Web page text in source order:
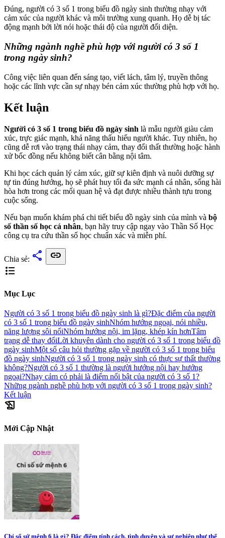
Đúng, người có 3 số 1 trong biểu đồ ngày sinh thường nhạy với
cảm xúc của người khác và môi trường xung quanh. Họ dễ bị tác
động mạnh bởi lời nói hoặc thái độ của người đối diện.
Những ngành nghề phù hợp với người có 3 số 1
trong ngày sinh?
Công việc liên quan đến sáng tạo, viết lách, tâm lý, truyền thông
hoặc các lĩnh vực cần sự nhạy bén cảm xúc thường phù hợp với họ.
Kết luận
Người có 3 số 1 trong biểu đồ ngày sinh là mẫu người giàu cảm
xúc, trực giác mạnh, khả năng thấu hiểu người khác. Tuy nhiên, họ
cũng dễ rơi vào trạng thái nhạy cảm, thay đổi thất thường hoặc hành
xử bốc đồng nếu không biết cân bằng nội tâm.
Khi học cách quản lý cảm xúc, giữ sự kiên định và nuôi dưỡng sự
tự tin đúng hướng, họ sẽ phát huy tối đa sức mạnh cá nhân, sống hài
hòa hơn trong các mối quan hệ và đạt được nhiều thành tựu trong
cuộc sống.
Nếu bạn muốn khám phá chi tiết biểu đồ ngày sinh của mình và bộ
số thần số học cá nhân, bạn hãy truy cập ngay vào Thần Số Học
công cụ tra cứu thần số học chuẩn xác và miễn phí.
Chia sẻ: share
link
format_list_bulleted
Mục Lục
Người có 3 số 1 trong biểu đồ ngày sinh là gì?Đặc điểm của người
có 3 số 1 trong biểu đồ ngày sinhNhóm hướng ngoại, nói nhiều,
năng lượng sôi nổiNhóm hướng nội, im lặng, khép kín hơnTâm
trạng dễ thay đổiLời khuyên dành cho người có 3 số 1 trong biểu đồ
ngày sinhMột số câu hỏi thường gặp về người có 3 số 1 trong biểu
đồ ngày sinhNgười có 3 số 1 trong ngày sinh có thực sự thất thường
không?Người có 3 số 1 thường là người hướng nội hay hướng
ngoại?Nhạy cảm có phải là điểm nổi bật của người có 3 số 1?
Những ngành nghề phù hợp với người có 3 số 1 trong ngày sinh?
Kết luận
history_edu
Mới Cập Nhật
Chỉ số sứ mệnh 6 là gì? Đặc điểm tính cách, tình duyên và sự nghiệp như thế